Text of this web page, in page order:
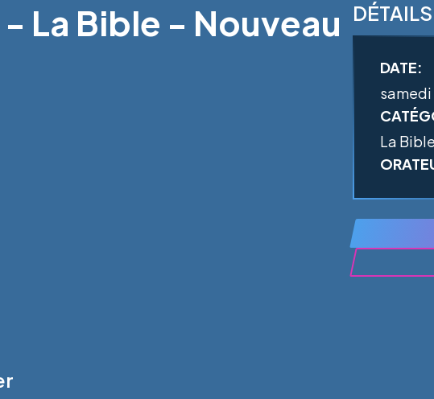
La Bible - Nouveau
DÉTAILS
DATE:
samedi
La